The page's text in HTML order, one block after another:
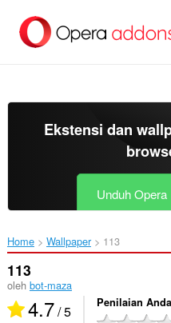
konten
Ekstensi dan
Unduh Opera
Home Wallpaper 113‎
113
oleh bot-maza
4.7/ 5 Penilaian Anda